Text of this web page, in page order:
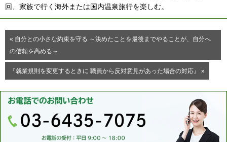
回、家族で行く海外または国内温泉旅行を楽しむ。
« 自分との小さな約束を守る ～決めたことを最後までやることが、自分へ
の信頼を高める～
『就業規則を変更するときに 職員から反対意見があった場合の対応』 »